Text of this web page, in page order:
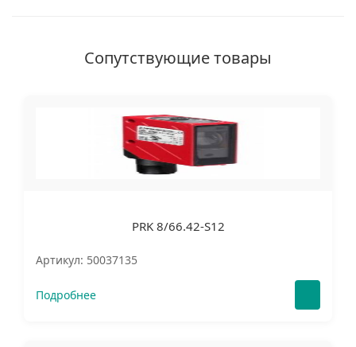
Сопутствующие товары
PRK 8/66.42-S12
Артикул: 50037135
Подробнее